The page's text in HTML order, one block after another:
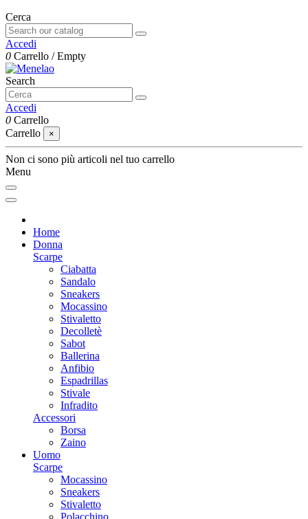
Cerca
Accedi
0 Carrello /Empty
Search
Accedi
0 Carrello
Carrello
×
Non ci sono più articoli nel tuo carrello
Menu
Home
Donna
Scarpe
Ciabatta
Sandalo
Sneakers
Mocassino
Stivaletto
Decolletè
Sabot
Ballerina
Anfibio
Espadrillas
Stivale
Infradito
Accessori
Borsa
Zaino
Uomo
Scarpe
Mocassino
Sneakers
Stivaletto
Polacchino